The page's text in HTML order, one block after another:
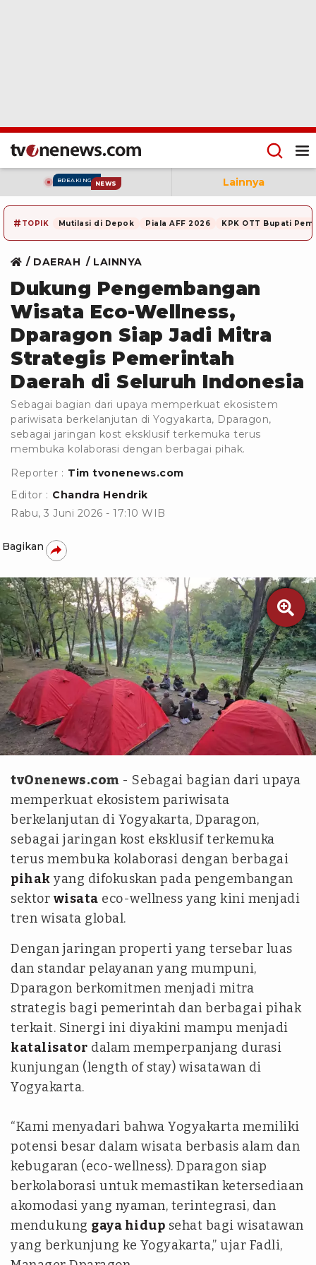
BREAKING NEWS Lainnya
# TOPIK Mutilasi di Depok Piala AFF 2026 KPK OTT Bupati
DAERAH LAINNYA
‎Dukung Pengembangan
Wisata Eco-Wellness,
Dparagon Siap Jadi Mitra
Strategis Pemerintah
Daerah di Seluruh Indonesia
Sebagai bagian dari upaya memperkuat ekosistem
pariwisata berkelanjutan di Yogyakarta, Dparagon,
sebagai jaringan kost eksklusif terkemuka terus
membuka kolaborasi dengan berbagai pihak.
Reporter : Tim tvonenews.com
Editor : Chandra Hendrik
Rabu, 3 Juni 2026 - 17:10 WIB
Bagikan

Istimewa
tvOnenews.com - Sebagai bagian dari upaya
memperkuat ekosistem pariwisata
berkelanjutan di Yogyakarta, Dparagon,
sebagai jaringan kost eksklusif terkemuka
terus membuka kolaborasi dengan berbagai
pihak yang difokuskan pada pengembangan
sektor wisata eco-wellness yang kini menjadi
tren wisata global.
Dengan jaringan properti yang tersebar luas
dan standar pelayanan yang mumpuni,
Dparagon berkomitmen menjadi mitra
strategis bagi pemerintah dan berbagai pihak
terkait. Sinergi ini diyakini mampu menjadi
katalisator dalam memperpanjang durasi
kunjungan (length of stay) wisatawan di
Yogyakarta.
“Kami menyadari bahwa Yogyakarta memiliki
potensi besar dalam wisata berbasis alam dan
kebugaran (eco-wellness). Dparagon siap
berkolaborasi untuk memastikan ketersediaan
akomodasi yang nyaman, terintegrasi, dan
mendukung gaya hidup sehat bagi wisatawan
yang berkunjung ke Yogyakarta,” ujar Fadli,